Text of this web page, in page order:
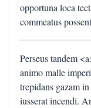
opportuna loca
commeatus
Perseus tandem
animo malle
trepidans gazam
iusserat incendi.